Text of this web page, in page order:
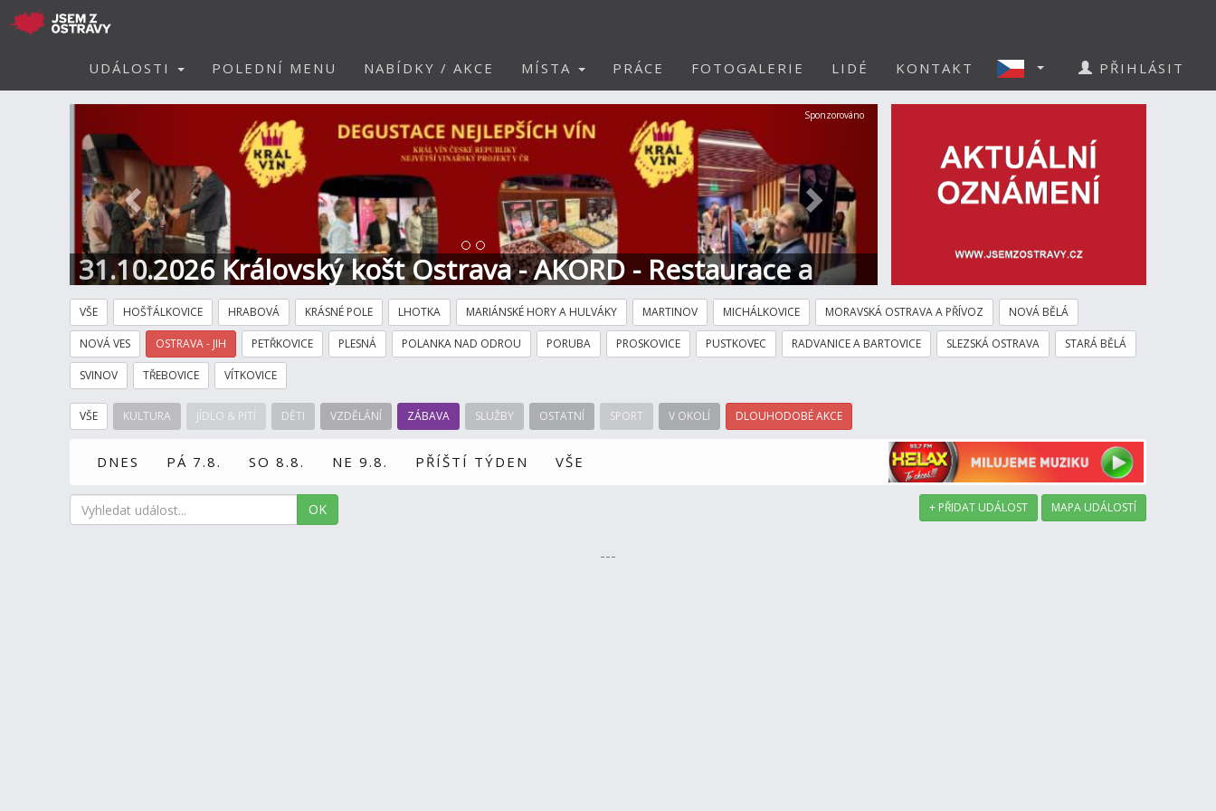
UDÁLOSTI POLEDNÍ MENU NABÍDKY / AKCE MÍSTA PRÁCE FOTOGALERIE LIDÉ KONTAKT PŘIHLÁSIT
31.10.2026 Královský košt Ostrava - AKORD - Restaurace a
Hotel
Další
Sponzorováno
VŠE HOŠŤÁLKOVICE HRABOVÁ KRÁSNÉ POLE LHOTKA MARIÁNSKÉ HORY A HULVÁKY MARTINOV MICHÁLKOVICE MORAVSKÁ OSTRAVA A PŘÍVOZ NOVÁ BĚLÁ
NOVÁ VES OSTRAVA - JIH PETŘKOVICE PLESNÁ POLANKA NAD ODROU PORUBA PROSKOVICE PUSTKOVEC RADVANICE A BARTOVICE SLEZSKÁ OSTRAVA STARÁ BĚLÁ
SVINOV TŘEBOVICE VÍTKOVICE
VŠE KULTURA JÍDLO & PITÍ DĚTI VZDĚLÁNÍ ZÁBAVA SLUŽBY OSTATNÍ SPORT V OKOLÍ DLOUHODOBÉ AKCE
DNES PÁ 7.8. SO 8.8. NE 9.8. PŘÍŠTÍ TÝDEN VŠE
OK + PŘIDAT UDÁLOST MAPA UDÁLOSTÍ
---